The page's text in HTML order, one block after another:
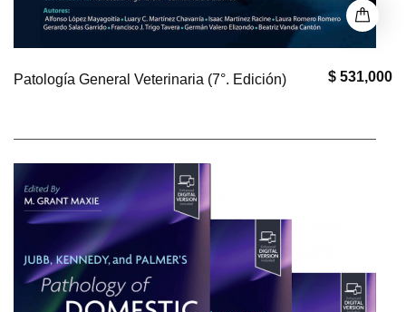
$ 531,000
Patología General Veterinaria (7°. Edición)